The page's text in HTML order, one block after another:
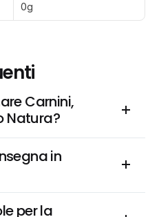
0g
Carnini,
Natura?
in
per la